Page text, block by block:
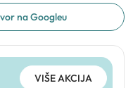
na Googleu
VIŠE AKCIJA